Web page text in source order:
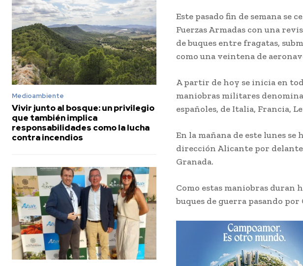
Medioambiente
Vivir junto al bosque: un privilegio
que también implica
responsabilidades como la lucha
contra incendios
Este pasado fin de semana se
Fuerzas Armadas con una
de buques entre fragatas,
como una veintena de
A partir de hoy se inicia en
maniobras militares
españoles, de Italia, Francia,
En la mañana de este lunes
dirección Alicante por
Granada.
Como estas maniobras duran
buques de guerra pasando por